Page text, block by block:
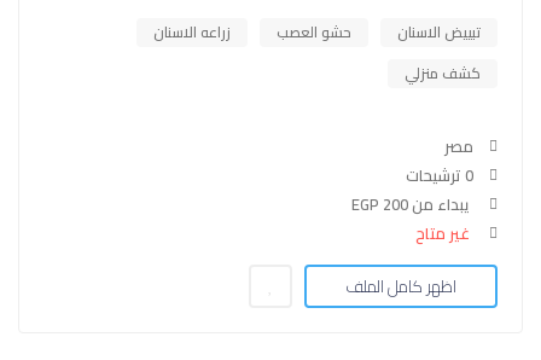
تبييض الاسنان حشو العصب
زراعه الاسنان
كشف منزلي
مصر
0 ترشيحات
يبداء من EGP 200
غير متاح
اظهر كامل الملف